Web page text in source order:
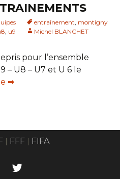
entraînement montigny
u9 Michel BLANCHET
pour l’ensemble
– U8 – U7 et U 6 le
➡
| FFF | FIFA